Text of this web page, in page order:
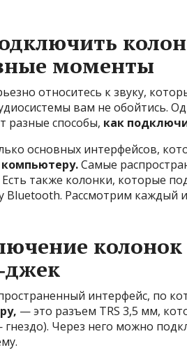
моменты
относитесь к звуку,
вам не обойтись.
разные способы, как
основных интерфейсов,
Самые
Есть также колонки, которые
Bluetooth. Рассмотрим каждый
интерфейс, по
— это разъем TRS 3,5 мм,
гнездо). Через него можно